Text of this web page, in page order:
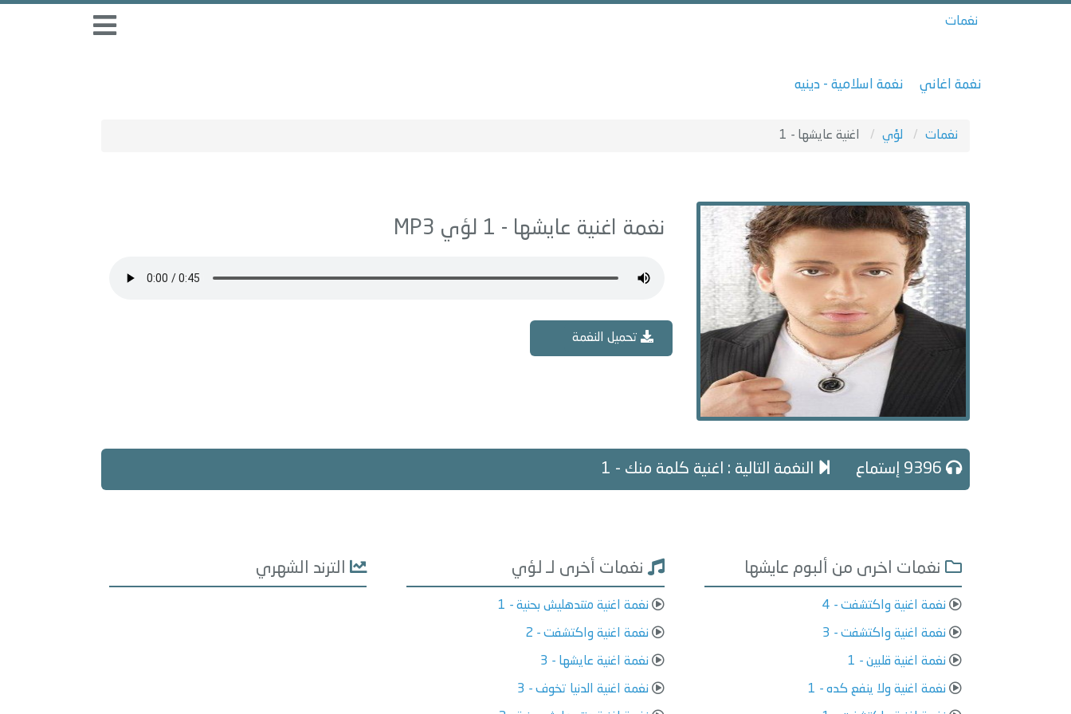
نغمات
نغمة اغاني نغمة اسلامية - دينيه
نغمات لؤي اغنية عايشها - 1
نغمة اغنية عايشها - 1 لؤي MP3
تحميل النغمة
النغمة التالية : اغنية كلمة منك - 1
نغمات اخرى من ألبوم عايشها
نغمة اغنية واكتشفت - 4
نغمة اغنية واكتشفت - 3
نغمة اغنية قلبين - 1
نغمة اغنية ولا ينفع كده - 1
نغمات أخرى لـ لؤي
نغمة اغنية متندهليش بحنية - 1
نغمة اغنية واكتشفت - 2
نغمة اغنية عايشها - 3
نغمة اغنية الدنيا تخوف - 3
الترند الشهري